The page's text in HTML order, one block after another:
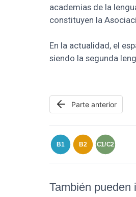
academias de la
constituyen la
En la actualidad, el
siendo la segunda
Parte anterior
B1 B2 C1/C2
También pueden